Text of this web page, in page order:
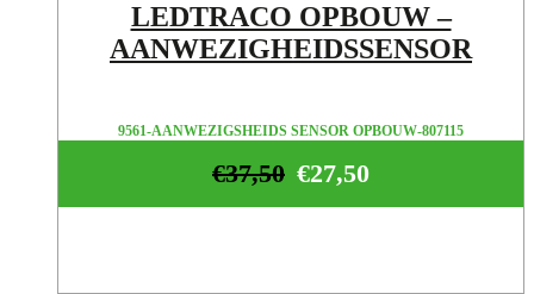
LEDTRACO OPBOUW –
AANWEZIGHEIDSSENSOR
9561-AANWEZIGSHEIDS SENSOR OPBOUW-807115
€27,50
€37,50